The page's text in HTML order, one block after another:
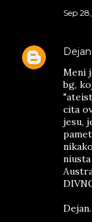
Sep
Dejan
Meni
bg,
cita
jesu,
Dejan.